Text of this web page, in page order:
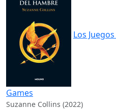
Los
Games
Suzanne Collins (2022)